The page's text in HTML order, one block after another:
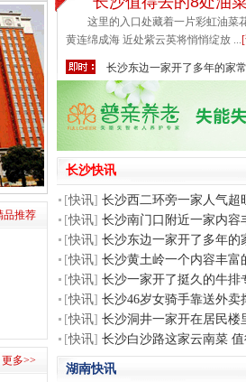
品推荐
更多>>
这里的入口处藏着一片彩虹油菜
黄连绵成海 近处紫云英将悄悄绽放 ...
长沙东边一家开了多年的家
长沙洞井一家开在居民楼里的
长沙白沙路这家云南菜 值得
长沙南边一家老牌湘粤菜餐厅
长沙南门口附近一家内容丰
长沙东边一家开了多年的家
长沙快讯
[快讯] 长沙西二环旁一家人气
[快讯] 长沙南门口附近一家内容
[快讯] 长沙东边一家开了多年的
[快讯] 长沙黄土岭一个内容丰富
[快讯] 长沙一家开了挺久的牛
[快讯] 长沙46岁女骑手靠送外卖
[快讯] 长沙洞井一家开在居民楼
[快讯] 长沙白沙路这家云南菜
湖南快讯